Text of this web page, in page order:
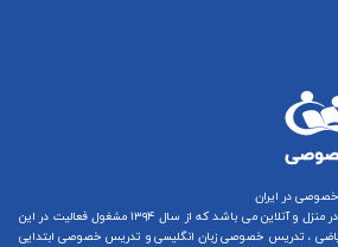
در ایران
و آنلاین
می باشد که از سال ۱۳۹۴ مشغول فعالیت در این
، تدریس خصوصی زبان انگلیسیو تدریس خصوصی ابتدایی